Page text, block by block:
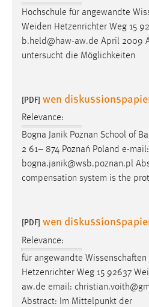
Hochschule für angewandte
Weiden Hetzenrichter Weg 15
b.held@haw-aw.de April 2009
untersucht die Möglichkeiten
[PDF] wen
Relevance:
Bogna Janik Poznan School of
2 61– 874 Poznań Poland e-mail:
bogna.janik@wsb.poznan.pl
compensation system is the
[PDF] wen
Relevance:
für angewandte
Hetzenrichter Weg 15 92637
aw.de email:
Abstract: Im Mittelpunkt der